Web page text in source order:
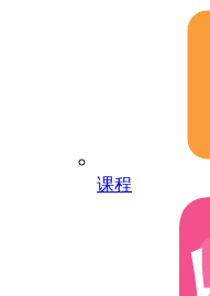
课程